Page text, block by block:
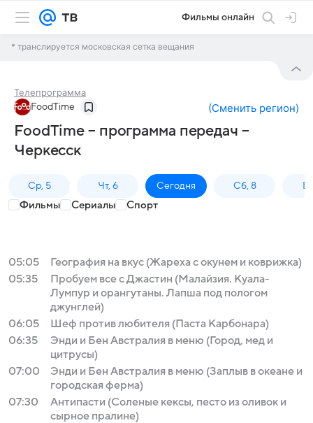
Фильмы онлайн
* транслируется московская сетка вещания
Телепрограмма
FoodTime (Сменить регион)
FoodTime – программа передач –
Черкесск
Ср, 5 Чт, 6 Сегодня Сб, 8
Фильмы Сериалы Спорт
05:05
География на вкус (Жареха с окунем и коврижка)
05:35
Пробуем все с Джастин (Малайзия. Куала-
Лумпур и орангутаны. Лапша под пологом
джунглей)
06:05
Шеф против любителя (Паста Карбонара)
06:35
Энди и Бен Австралия в меню (Город, мед и
цитрусы)
07:00
Энди и Бен Австралия в меню (Заплыв в океане и
городская ферма)
07:30
Антипасти (Соленые кексы, песто из оливок и
сырное пралине)